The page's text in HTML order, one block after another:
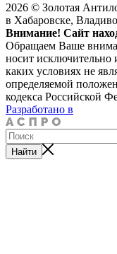
2026 © Золотая
в Хабаровске,
Внимание! Сайт
Обращаем Ваше
носит
каких условиях не
определяемой
кодекса Российской
Разработано в
Найти